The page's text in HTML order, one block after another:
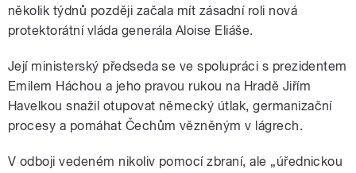
několik týdnů později začala mít zásadní roli nová
protektorátní vláda generála Aloise Eliáše.
Její ministerský předseda se ve spolupráci s prezidentem
Emilem Háchou a jeho pravou rukou na Hradě Jiřím
Havelkou snažil otupovat německý útlak, germanizační
procesy a pomáhat Čechům vězněným v lágrech.
V odboji vedeném nikoliv pomocí zbraní, ale „úřednickou